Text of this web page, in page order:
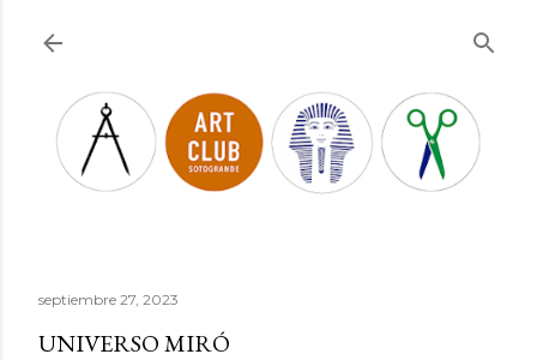
septiembre 27, 2023
UNIVERSO MIRÓ